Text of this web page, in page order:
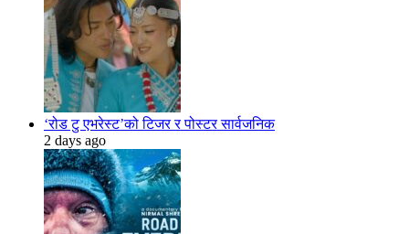
‘रोड टु एभरेस्ट’को टिजर र पोस्टर सार्वजनिक
2 days ago